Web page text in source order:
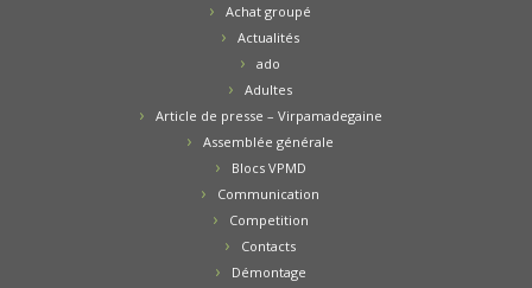
Achat groupé
Actualités
ado
Adultes
Article de presse – Virpamadegaine
Assemblée générale
Blocs VPMD
Communication
Competition
Contacts
Démontage